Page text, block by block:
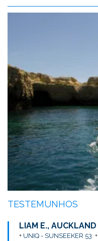
TESTEMUNHOS
LIAM E., AUCKLAND
+ UNIQ - SUNSEEKER 53 +